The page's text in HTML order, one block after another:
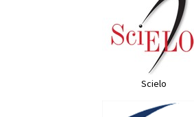
Scielo